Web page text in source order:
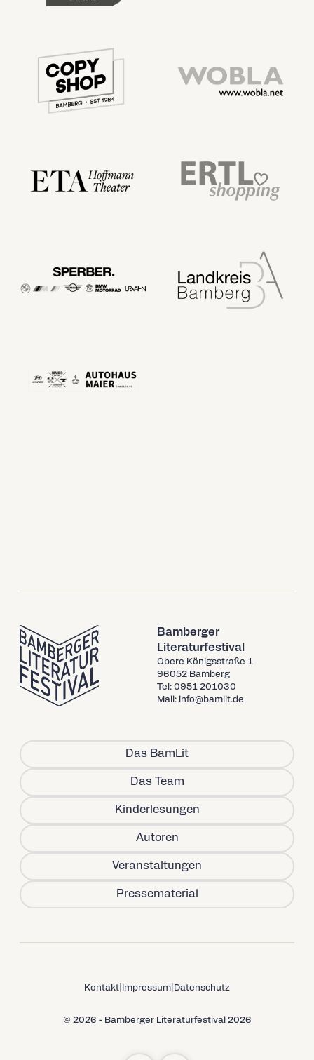
Bamberger
Literaturfestival
Obere Königsstraße 1
96052 Bamberg
Tel: 0951 201030
Mail: info@bamlit.de
Das BamLit
Das Team
Kinderlesungen
Autoren
Veranstaltungen
Pressematerial
© 2026 - Bamberger Literaturfestival 2026
Kontakt Impressum Datenschutz